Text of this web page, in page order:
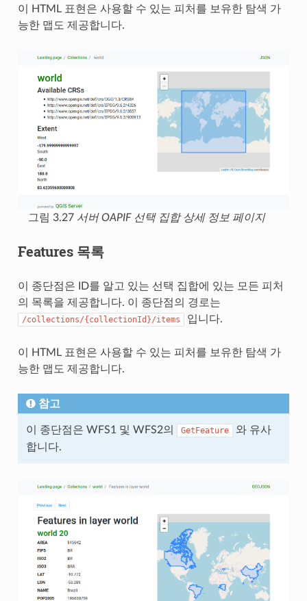
이 HTML 표현은 사용할 수 있는 피처를 보유한 탐색 가
능한 맵도 제공합니다.
그림 3.27 서버 OAPIF 선택 집합 상세 정보 페이지
Features 목록
이 종단점은 ID를 알고 있는 선택 집합에 있는 모든 피처
의 목록을 제공합니다. 이 종단점의 경로는
/collections/{collectionId}/items 입니다.
이 HTML 표현은 사용할 수 있는 피처를 보유한 탐색 가
능한 맵도 제공합니다.
참고
이 종단점은 WFS1 및 WFS2의 GetFeature
와 유사
합니다.